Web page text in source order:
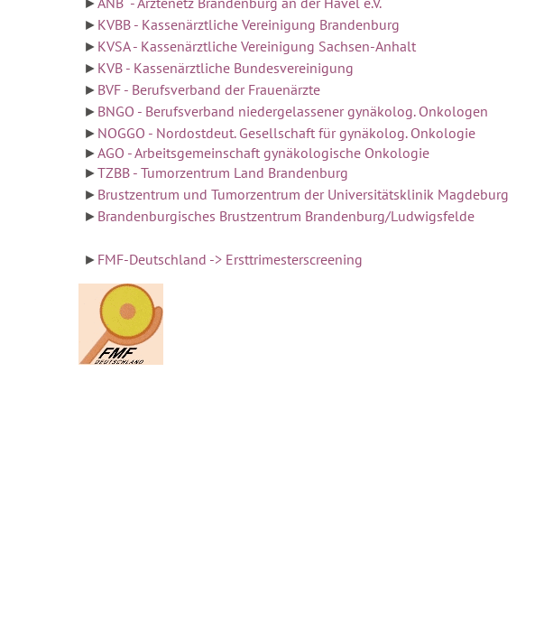
► KVBB - Kassenärztliche Vereinigung Brandenburg
► KVSA - Kassenärztliche Vereinigung Sachsen-Anhalt
► KVB - Kassenärztliche Bundesvereinigung
► BVF - Berufsverband der Frauenärzte
► BNGO - Berufsverband niedergelassener gynäkolog. Onkologen
► NOGGO - Nordostdeut. Gesellschaft für gynäkolog. Onkologie
►AGO - Arbeitsgemeinschaft gynäkologische Onkologie
►TZBB - Tumorzentrum Land Brandenburg
► Brustzentrum und Tumorzentrum der Universitätsklinik Magdeburg
► Brandenburgisches Brustzentrum Brandenburg/Ludwigsfelde
► FMF-Deutschland -> Ersttrimesterscreening